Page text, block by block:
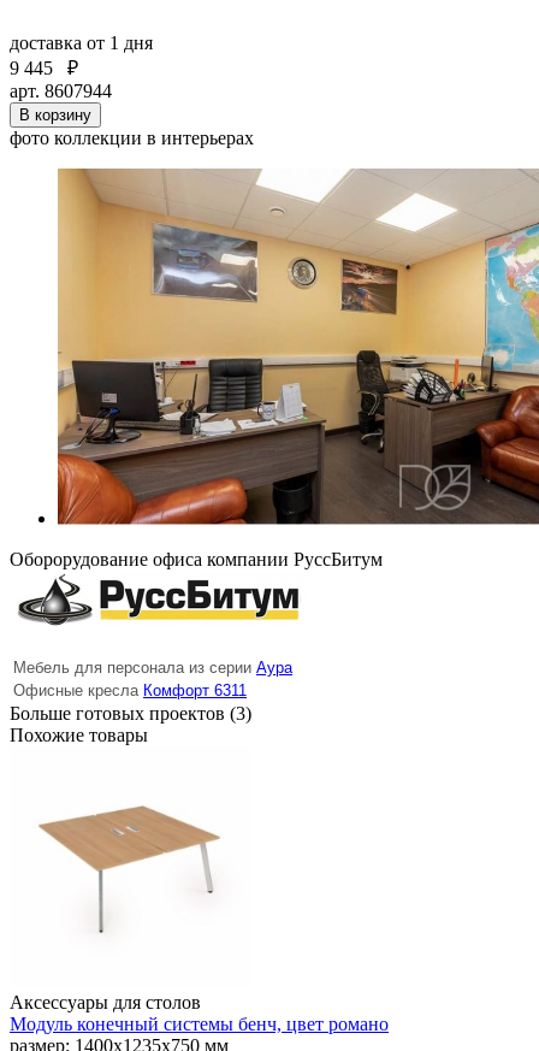
доставка от 1 дня
9 445
₽
арт. 8607944
В корзину
фото коллекции в интерьерах
Оборорудование офиса компании РуссБитум
Мебель для персонала из серии Аура
Офисные кресла Комфорт 6311
Больше готовых проектов (3)
Похожие товары
Аксессуары для столов
Модуль конечный системы бенч, цвет романо
размер: 1400х1235х750 мм